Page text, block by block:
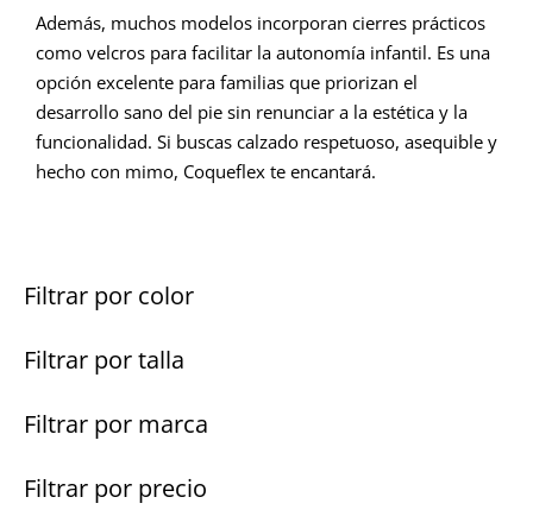
Además, muchos modelos incorporan cierres prácticos
como velcros para facilitar la autonomía infantil. Es una
opción excelente para familias que priorizan el
desarrollo sano del pie sin renunciar a la estética y la
funcionalidad. Si buscas calzado respetuoso, asequible y
hecho con mimo, Coqueflex te encantará.
Filtrar por color
Filtrar por talla
Filtrar por marca
Filtrar por precio